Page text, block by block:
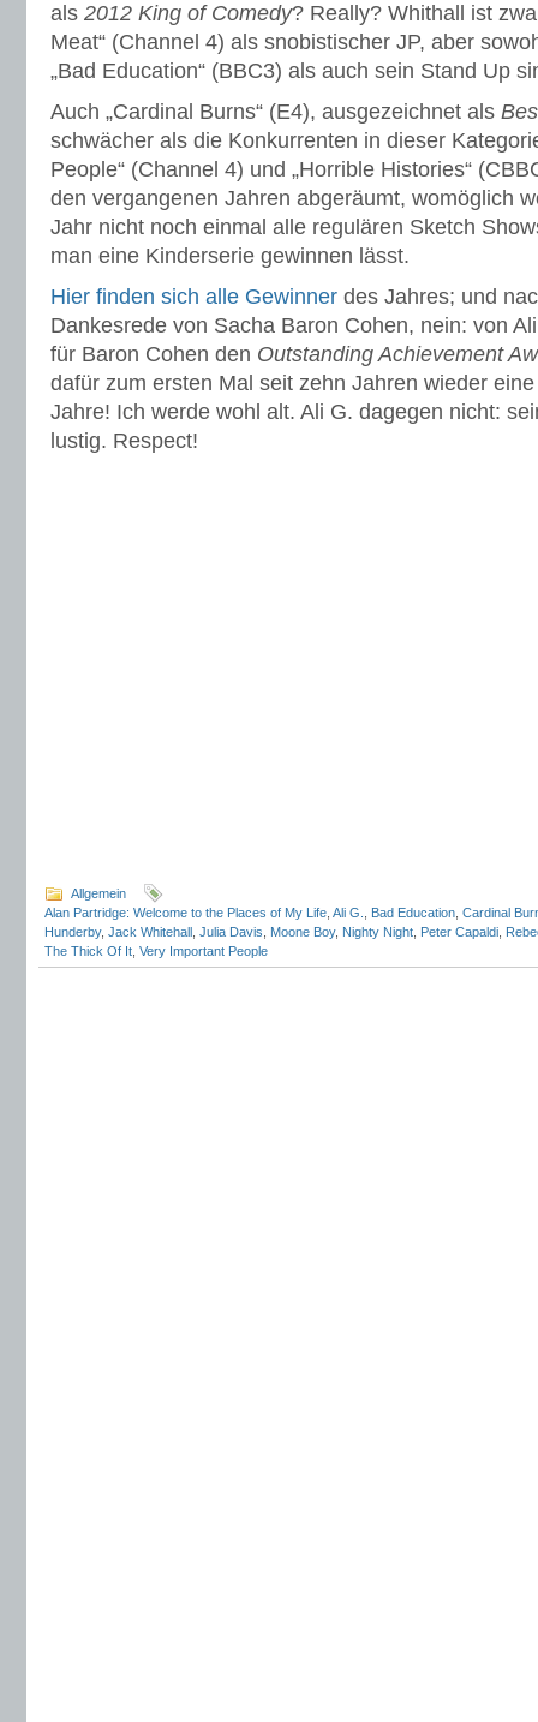
als 2012 King of Comedy? Really? Whithall ist
Meat“ (Channel 4) als snobistischer JP, aber
„Bad Education“ (BBC3) als auch sein Stand Up
Auch „Cardinal Burns“ (E4), ausgezeichnet als
schwächer als die Konkurrenten in dieser
People“ (Channel 4) und „Horrible Histories“
den vergangenen Jahren abgeräumt, womöglich
Jahr nicht noch einmal alle regulären Sketch
man eine Kinderserie gewinnen lässt.
Hier finden sich alle Gewinner des Jahres; und
Dankesrede von Sacha Baron Cohen, nein: von
für Baron Cohen den Outstanding Achievement
dafür zum ersten Mal seit zehn Jahren wieder
Jahre! Ich werde wohl alt. Ali G. dagegen nicht:
lustig. Respect!
Allgemein
Alan Partridge: Welcome to the Places of My Life Ali G. Bad Education Cardinal
Hunderby, Jack Whitehall Julia Davis Moone Boy, Nighty Night Peter Capaldi
The Thick Of It Very Important People